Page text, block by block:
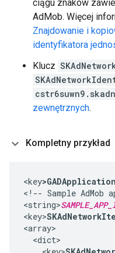
ciągu znaków
AdMob. Więcej
Znajdowanie i
identyfikatora
Klucz
zewnętrznych.
Kompletny przykład
<key
<!-- Sample AdMob
<string>
<key>
<array>
  <dict>